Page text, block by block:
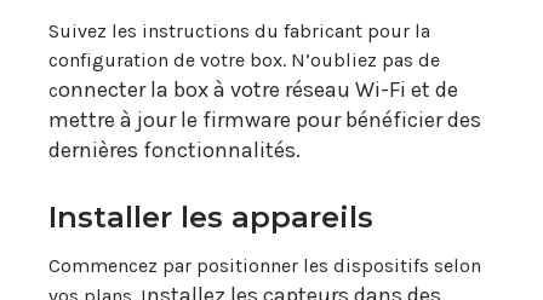
Suivez les instructions du fabricant pour la
configuration de votre box. N’oubliez pas de
connecter la box à votre réseau Wi-Fi et de
mettre à jour le firmware pour bénéficier des
dernières fonctionnalités.
Installer les appareils
Commencez par positionner les dispositifs selon